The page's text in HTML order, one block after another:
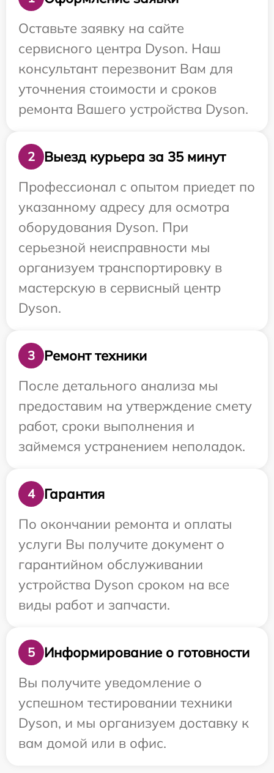
Оставьте заявку на сайте
сервисного центра Dyson. Наш
консультант перезвонит Вам для
уточнения стоимости и сроков
ремонта Вашего устройства Dyson.
2
Выезд курьера за 35 минут
Профессионал с опытом приедет по
указанному адресу для осмотра
оборудования Dyson. При
серьезной неисправности мы
организуем транспортировку в
мастерскую в сервисный центр
Dyson.
3
Ремонт техники
После детального анализа мы
предоставим на утверждение смету
работ, сроки выполнения и
займемся устранением неполадок.
4
Гарантия
По окончании ремонта и оплаты
услуги Вы получите документ о
гарантийном обслуживании
устройства Dyson сроком на все
виды работ и запчасти.
5
Информирование о готовности
Вы получите уведомление о
успешном тестировании техники
Dyson, и мы организуем доставку к
вам домой или в офис.